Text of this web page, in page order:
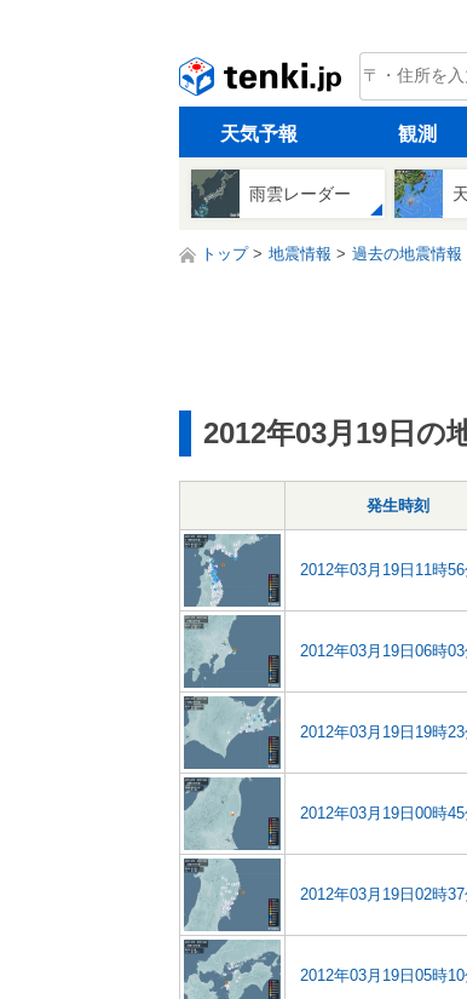
tenki.jp
天気予報 観測
雨雲レーダー
トップ 地震情報 過去の地震情報
2012年03月19日の
発生時刻
2012年03月19日11時
2012年03月19日06時
2012年03月19日19時
2012年03月19日00時
2012年03月19日02時
2012年03月19日05時